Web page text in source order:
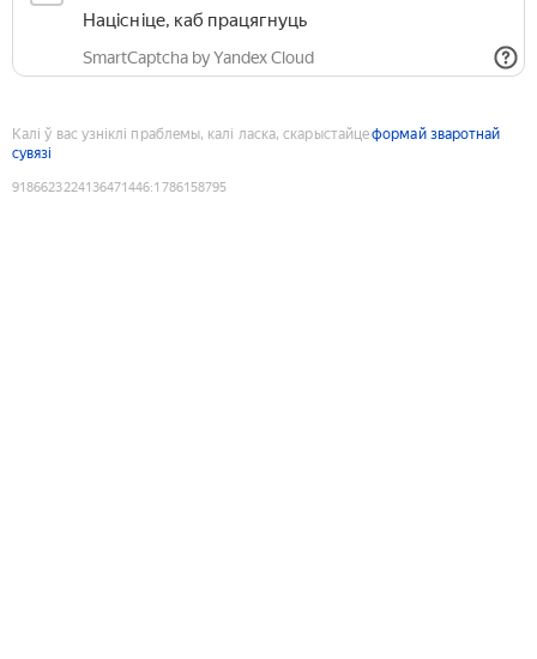
Націсніце, каб працягнуць
SmartCaptcha by Yandex Cloud
Калі ў вас узніклі праблемы, калі ласка, скарыстайцеформай зваротнай
сувязі
9186623224136471446:1786158795